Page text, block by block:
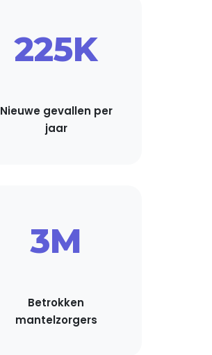
225K
Nieuwe gevallen per
jaar
3M
Betrokken
mantelzorgers